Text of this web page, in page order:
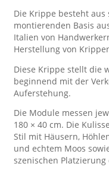
Die Krippe besteht
montierenden Basis
Italien von
Herstellung von
Diese Krippe stellt die
beginnend mit der
Auferstehung.
Die Module messen
180 × 40 cm. Die
Stil mit Häusern,
und echtem Moos
szenischen Platzierung